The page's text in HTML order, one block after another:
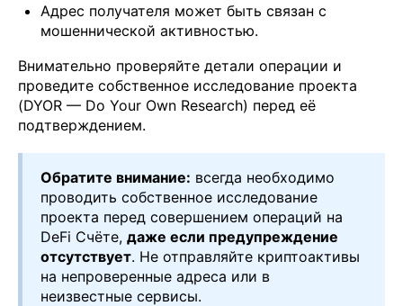
Адрес получателя может быть связан с
мошеннической активностью.
Внимательно проверяйте детали операции и
проведите собственное исследование проекта
(DYOR — Do Your Own Research) перед её
подтверждением.
Обратите внимание: всегда необходимо
проводить собственное исследование
проекта перед совершением операций на
DeFi Счёте, даже если предупреждение
отсутствует. Не отправляйте криптоактивы
на непроверенные адреса или в
неизвестные сервисы.